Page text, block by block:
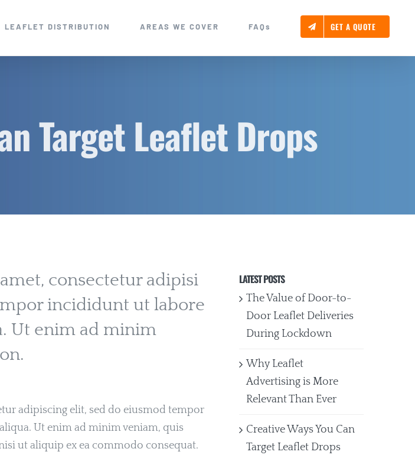
LEAFLET DISTRIBUTION AREAS WE COVER FAQs GET A QUOTE
Target Leaflet Drops
consectetur adipisi
incididunt ut labore
Ut enim ad minim
adipiscing elit, sed do eiusmod tempor
Ut enim ad minim veniam, quis
ut aliquip ex ea commodo consequat.
LATEST POSTS
The Value of Door-to-
Door Leaflet Deliveries
During Lockdown
Why Leaflet
Advertising is More
Relevant Than Ever
Creative Ways You Can
Target Leaflet Drops